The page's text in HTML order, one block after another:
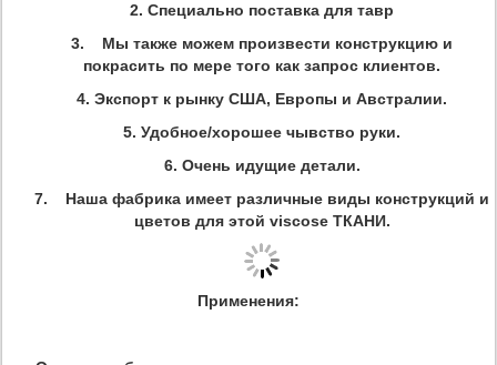
2. Специально поставка для тавр
3. Мы также можем произвести конструкцию и
покрасить по мере того как запрос клиентов.
4. Экспорт к рынку США, Европы и Австралии.
5. Удобное/хорошее чывство руки.
6. Очень идущие детали.
7. Наша фабрика имеет различные виды конструкций и
цветов для этой viscose ТКАНИ.
Применения: